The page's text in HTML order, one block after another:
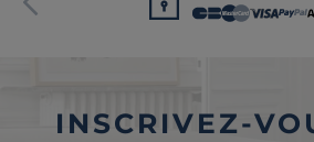
INSCRIVEZ-